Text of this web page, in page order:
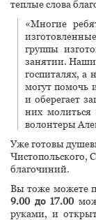
теплые слова
«Многие
группы
занятии.
госпиталях, а
могут помочь
и оберегает
них
волонтеры
Уже готовы
Чистопольского,
благочиний.
Вы тоже можете
9.00 до 17.00
руками, и